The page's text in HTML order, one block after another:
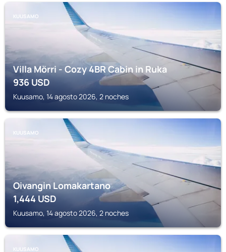
KUUSAMO
Villa Mörri - Cozy 4BR Cabin in Ruka
936USD
Kuusamo, 14 agosto 2026, 2 noches
KUUSAMO
Oivangin Lomakartano
1,444USD
Kuusamo, 14 agosto 2026, 2 noches
KUUSAMO